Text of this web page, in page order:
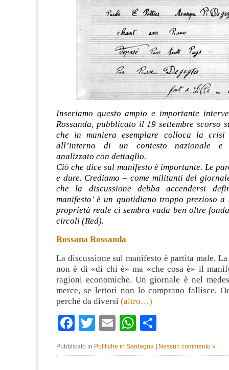
Inseriamo questo ampio e importante
Rossanda, pubblicato il 19 settembre scorso
che in maniera esemplare colloca la crisi
all’interno di un contesto nazionale e
analizzato con dettaglio.
Ciò che dice sul manifesto è importante. Le
e dure. Crediamo – come militanti del
che la discussione debba accendersi
manifesto’ è un quotidiano troppo prezioso
proprietà reale ci sembra vada ben oltre
circoli (Red).
Rossana Rossanda
La discussione sul manifesto è partita male.
non è di «di chi è» ma «che cosa è» il
ragioni economiche. Un giornale è nel
merce, se lettori non lo comprano fallisce.
perché da diversi (altro…)
Facebook
TwitterEmailWhatsApp
Pubblicato in Politiche in Sardegna | Nessun commento »